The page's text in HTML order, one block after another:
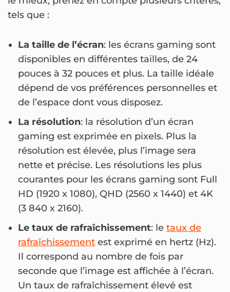
tels que :
La taille de l’écran: les écrans gaming sont
disponibles en différentes tailles, de 24
pouces à 32 pouces et plus. La taille idéale
dépend de vos préférences personnelles et
de l’espace dont vous disposez.
La résolution: la résolution d’un écran
gaming est exprimée en pixels. Plus la
résolution est élevée, plus l’image sera
nette et précise. Les résolutions les plus
courantes pour les écrans gaming sont Full
HD (1920 x 1080), QHD (2560 x 1440) et 4K
(3 840 x 2160).
Le taux de rafraîchissement: le taux de
rafraîchissement est exprimé en hertz (Hz).
Il correspond au nombre de fois par
seconde que l’image est affichée à l’écran.
Un taux de rafraîchissement élevé est